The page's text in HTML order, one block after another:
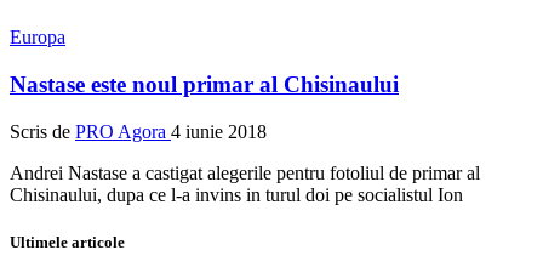
Europa
Nastase este noul primar al Chisinaului
Scris de PRO Agora 4 iunie 2018
Andrei Nastase a castigat alegerile pentru fotoliul de primar al
Chisinaului, dupa ce l-a invins in turul doi pe socialistul Ion
Ultimele articole